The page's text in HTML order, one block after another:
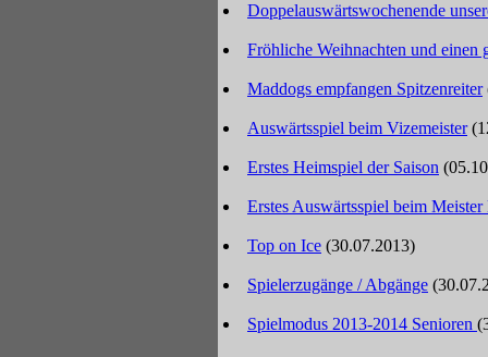
Doppelauswärtswochenende
Fröhliche Weihnachten und einen
Maddogs empfangen Spitzenreiter
Auswärtsspiel beim Vizemeister
Erstes Heimspiel der Saison
Erstes Auswärtsspiel beim
Top on Ice (30.07.2013)
Spielerzugänge / Abgänge
Spielmodus 2013-2014 Senioren